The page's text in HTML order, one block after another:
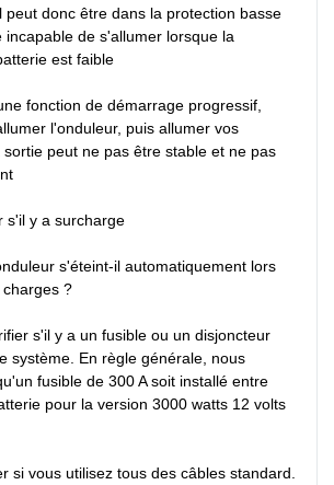
peut donc être dans la protection basse
incapable de s'allumer lorsque la
est faible
fonction de démarrage progressif,
l'onduleur, puis allumer vos
peut ne pas être stable et ne pas
s'il y a surcharge
s'éteint-il automatiquement lors
?
s'il y a un fusible ou un disjoncteur
système. En règle générale, nous
fusible de 300 A soit installé entre
pour la version 3000 watts 12 volts
si vous utilisez tous des câbles standard.